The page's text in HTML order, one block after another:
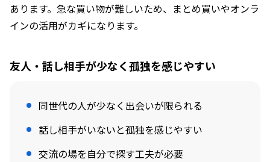
あります。急な買い物が難しいため、まとめ買いやオンラ
インの活用がカギになります。
友人・話し相手が少なく孤独を感じやすい
同世代の人が少なく出会いが限られる
話し相手がいないと孤独を感じやすい
交流の場を自分で探す工夫が必要